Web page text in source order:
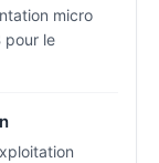
micro
pour le